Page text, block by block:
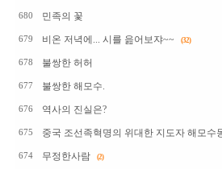
680 민족의 꽃
679 비온 저녁에... 시를 읊어보쟈~~ (32)
678 불쌍한 허허
677 불쌍한 해모수.
676 역사의 진실은?
675 중국 조선족혁명의 위대한 지도자 해모수
674 무정한사람 (2)